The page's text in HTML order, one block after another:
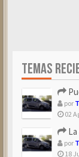
TEMAS
por
02
por
18